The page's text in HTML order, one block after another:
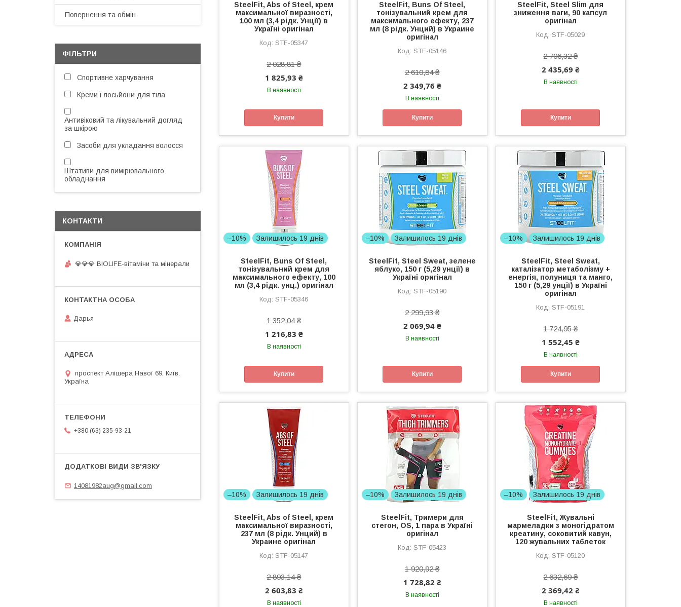
SteelFit, Abs of Steel, крем
максимальної виразності,
100 мл (3,4 рідк. Унції) в
Україні оригінал
STF-05347
2 028,81 ₴
1 825,93 ₴
В наявності
Купити
SteelFit, Buns Of Steel,
тонізувальний крем для
максимального ефекту, 237
мл (8 рідк. Унций) в Украине
оригінал
STF-05146
2 610,84 ₴
2 349,76 ₴
В наявності
Купити
SteelFit, Steel Slim для
зниження ваги, 90 капсул
оригінал
STF-05029
2 706,32 ₴
2 435,69 ₴
В наявності
Купити
–10% Залишилось 19 днів
SteelFit, Buns Of Steel,
тонізувальний крем для
максимального ефекту, 100
мл (3,4 рідк. унц.) оригінал
STF-05346
1 352,04 ₴
1 216,83 ₴
В наявності
Купити
–10% Залишилось 19 днів
SteelFit, Steel Sweat, зелене
яблуко, 150 г (5,29 унції) в
Україні оригінал
STF-05190
2 299,93 ₴
2 069,94 ₴
В наявності
Купити
–10% Залишилось 19 днів
SteelFit, Steel Sweat,
каталізатор метаболізму +
енергія, полуниця та манго,
150 г (5,29 унції) в Україні
оригінал
STF-05191
1 724,95 ₴
1 552,45 ₴
В наявності
Купити
–10% Залишилось 19 днів
SteelFit, Abs of Steel, крем
максимальної виразності,
237 мл (8 рідк. Унций) в
Украине оригінал
STF-05147
2 893,14 ₴
2 603,83 ₴
В наявності
–10% Залишилось 19 днів
SteelFit, Тримери для
стегон, OS, 1 пара в Україні
оригінал
STF-05423
1 920,92 ₴
1 728,82 ₴
В наявності
–10% Залишилось 19 днів
SteelFit, Жувальні
мармеладки з моногідратом
креатину, соковитий кавун,
120 жувальних таблеток
STF-05120
2 632,69 ₴
2 369,42 ₴
В наявності
Повернення та обмін
ФІЛЬТРИ
Спортивне харчування
Креми і лосьйони для тіла
Антивіковий та лікувальний догляд
за шкірою
Засоби для укладання волосся
Штативи для вимірювального
обладнання
КОНТАКТИ
💎💎💎 BIOLIFE-вітаміни та мінерали
Дарья
проспект Алішера Навої 69, Київ,
Україна
+380 (63) 235-93-21
14081982aug@gmail.com